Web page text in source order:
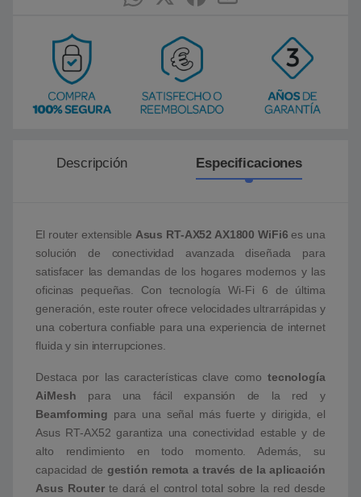
Descripción Especificaciones
El router extensible Asus RT-AX52 AX1800 WiFi6 es una
solución de conectividad avanzada diseñada para
satisfacer las demandas de los hogares modernos y las
oficinas pequeñas. Con tecnología Wi-Fi 6 de última
generación, este router ofrece velocidades ultrarrápidas y
una cobertura confiable para una experiencia de internet
fluida y sin interrupciones.
Destaca por las características clave como tecnología
AiMesh para una fácil expansión de la red y
Beamforming para una señal más fuerte y dirigida, el
Asus RT-AX52 garantiza una conectividad estable y de
alto rendimiento en todo momento. Además, su
capacidad de gestión remota a través de la aplicación
Asus Routerte dará el control total sobre la red desde